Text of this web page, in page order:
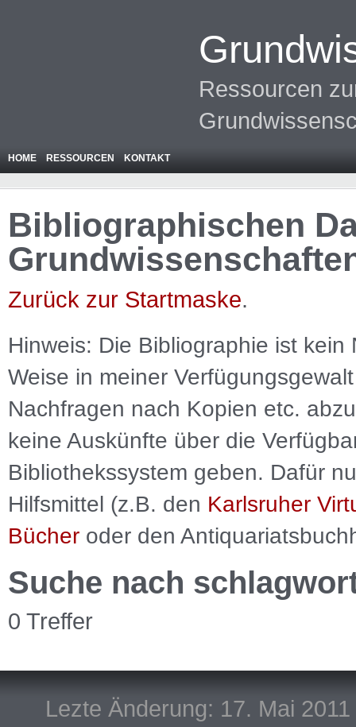
Ressourcen
HOME RESSOURCEN KONTAKT
Bibliographischen
Zurück zur Startmaske.
Hinweis: Die Bibliographie ist kein
Weise in meiner
Nachfragen nach Kopien etc.
keine Auskünfte über die
Bibliothekssystem geben. Dafür
Hilfsmittel (z.B. den Karlsruher
Bücher oder den
Suche nach
0 Treffer
Lezte Änderung: 17. Mai